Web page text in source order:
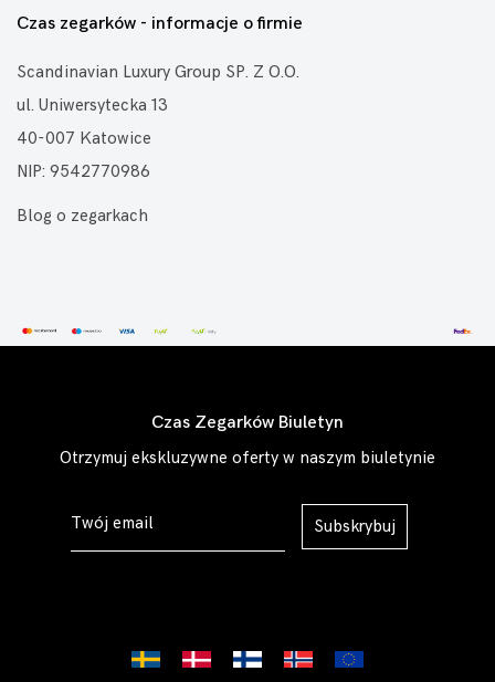
Czas zegarków - informacje o firmie
Scandinavian Luxury Group SP. Z O.O.
ul. Uniwersytecka 13
40-007 Katowice
NIP: 9542770986
Blog o zegarkach
Czas Zegarków Biuletyn
Otrzymuj ekskluzywne oferty w naszym biuletynie
Subskrybuj